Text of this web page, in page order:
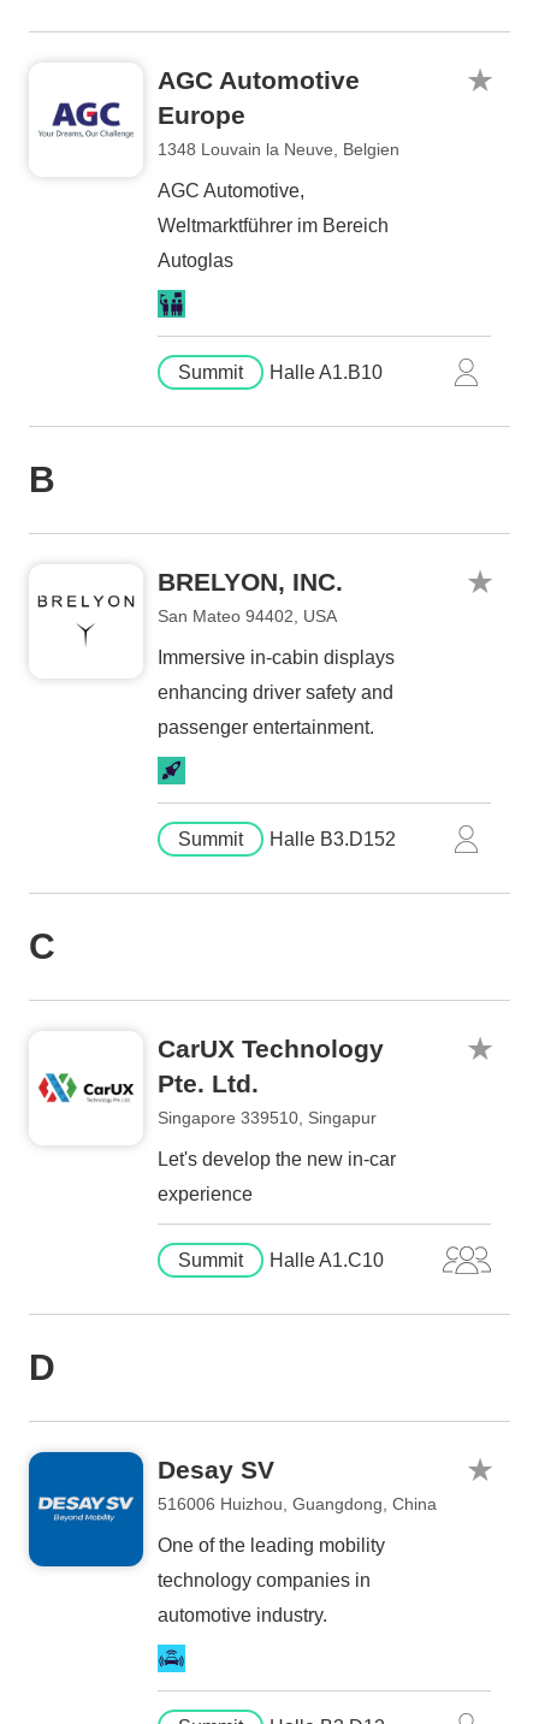
AGC Automotive
Europe
1348 Louvain la Neuve, Belgien
AGC Automotive,
Weltmarktführer im Bereich
Autoglas
Summit Halle A1.B10
B
BRELYON, INC.
San Mateo 94402, USA
Immersive in-cabin displays
enhancing driver safety and
passenger entertainment.
Summit Halle B3.D152
C
CarUX Technology
Pte. Ltd.
Singapore 339510, Singapur
Let's develop the new in-car
experience
Summit Halle A1.C10
D
Desay SV
516006 Huizhou, Guangdong, China
One of the leading mobility
technology companies in
automotive industry.